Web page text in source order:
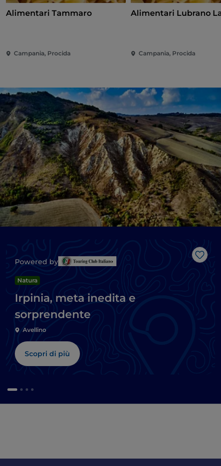
Alimentari Tammaro
Campania, Procida
Alimentari Lubrano
Campania, Procida
Like
Powered by
Natura
Irpinia, meta inedita e
sorprendente
Avellino
Scopri di più